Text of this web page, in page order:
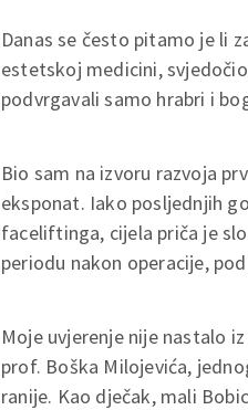
Danas se često pitamo je li
estetskoj medicini,
podvrgavali samo hrabri i
Bio sam na izvoru razvoja
eksponat. Iako posljednjih
faceliftinga, cijela priča je
periodu nakon operacije,
Moje uvjerenje nije nastalo
prof. Boška Milojevića,
ranije. Kao dječak, mali